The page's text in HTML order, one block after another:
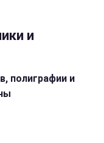
и
полиграфии и